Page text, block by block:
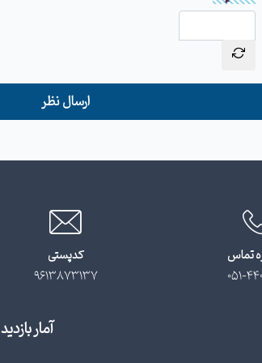
ارسال نظر
تماس
051-
کدپستی
9613873137
آمار بازدید